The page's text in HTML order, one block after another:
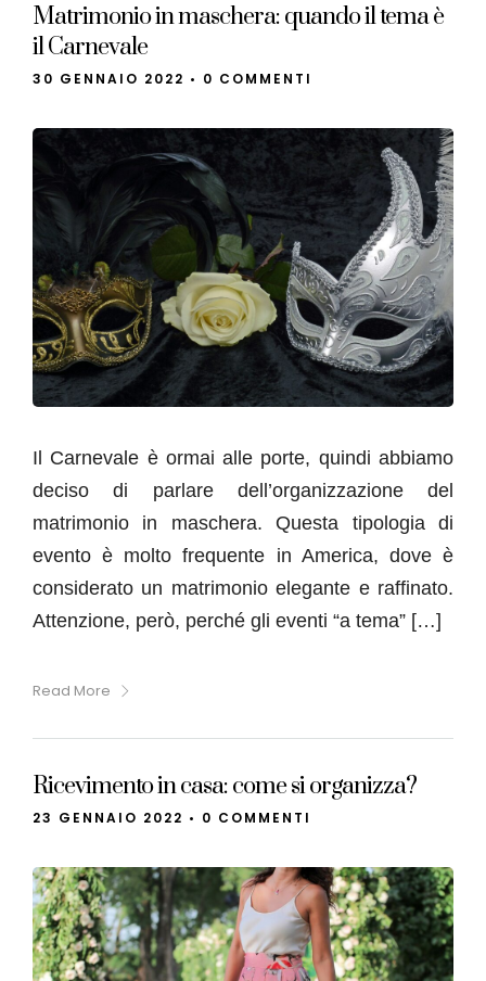
Matrimonio in maschera: quando il tema è
il Carnevale
30 GENNAIO 2022 • 0 COMMENTI
Il Carnevale è ormai alle porte, quindi abbiamo
deciso di parlare dell’organizzazione del
matrimonio in maschera. Questa tipologia di
evento è molto frequente in America, dove è
considerato un matrimonio elegante e raffinato.
Attenzione, però, perché gli eventi “a tema” […]
Read More
Ricevimento in casa: come si organizza?
23 GENNAIO 2022 • 0 COMMENTI